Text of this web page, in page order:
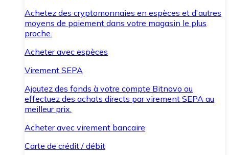
Achetez des cryptomonnaies en espèces et d'autres
moyens de paiement dans votre magasin le plus
proche.
Acheter avec espèces
Virement SEPA
Ajoutez des fonds à votre compte Bitnovo ou
effectuez des achats directs par virement SEPA au
meilleur prix.
Acheter avec virement bancaire
Carte de crédit / débit